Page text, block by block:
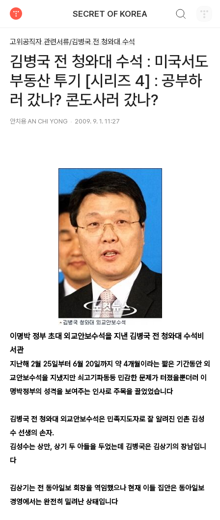
SECRET OF KOREA
고위공직자 관련서류/김병국 전 청와대 수석
김병국 전 청와대 수석 : 미국서도
부동산 투기 [시리즈 4] : 공부하
러 갔나? 콘도사러 갔나?
안치용 AN CHI YONG 2009. 9. 1. 11:27
이명박 정부 초대 외교안보수석을 지낸 김병국 전 청와대 수석비
서관
지난해 2월 25일부터 6월 20일까지 약4개월이라는 짧은 기간동안 외
교안보수석을 지냈지만쇠고기파동등 민감한 문제가 터졌을뿐더러 이
명박정부의 성격을 보여주는 인사로 주목을 끌었었습니다
김병국 전 청와대 외교안보수석은 민족지도자로 잘 알려진 인촌 김성
수 선생의 손자.
김성수는 상만, 상기 두 아들을 두었는데 김병국은 김상기의 장남입니
다
김상기는 전 동아일보 회장을 역임했으나 현재 이들 집안은 동아일보
경영에서는 완전히 밀려난 상태입니다